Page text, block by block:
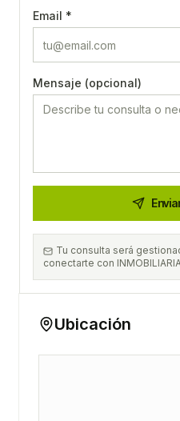
Email *
Mensaje (opcional)
Tu consulta será
conectarte con
Ubicación